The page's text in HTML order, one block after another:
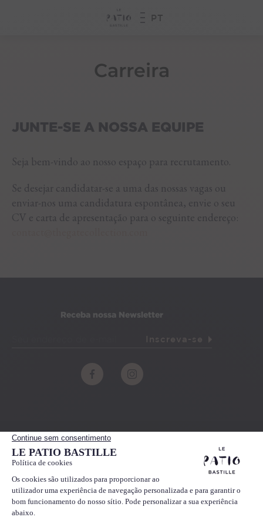
PT
Carreira
JUNTE-SE A NOSSA EQUIPE
Seja bem-vindo ao nosso espaço para recrutamento.
Se desejar candidatar-se a uma das nossas vagas ou
enviar-nos uma candidatura espontânea, envie o seu
CV e carta de apresentação para o seguinte endereço:
Receba nossa Newsletter